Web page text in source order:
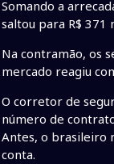
Somando a
saltou para R$ 371
Na contramão, os
mercado reagiu
O corretor de
número de
Antes, o brasileiro
conta.